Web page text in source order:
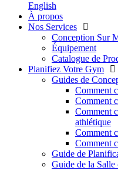
English
À propos
Nos Services
Conception Sur
Équipement
Catalogue de
Planifiez Votre Gym
Guides de
Comment
Comment
Comment
athlétique
Comment
Comment
Guide de
Guide de la Salle